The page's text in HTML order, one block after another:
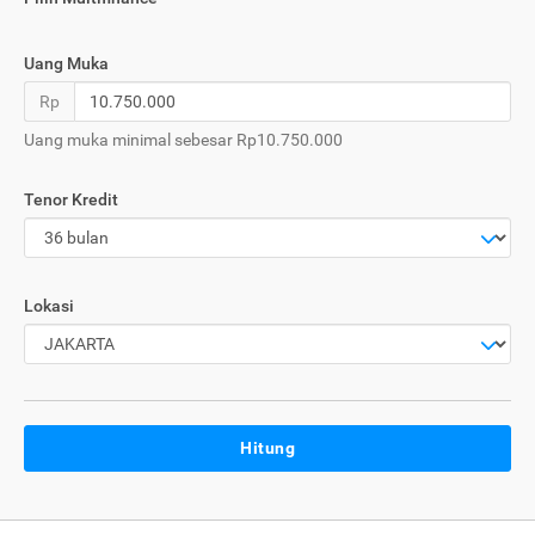
Uang Muka
Rp
Uang muka minimal sebesar Rp10.750.000
Tenor Kredit
Lokasi
Hitung